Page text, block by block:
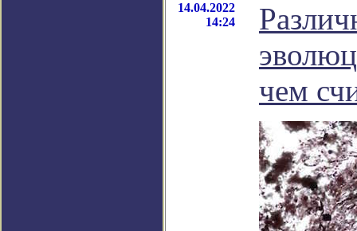
14.04.2022
14:24
чем